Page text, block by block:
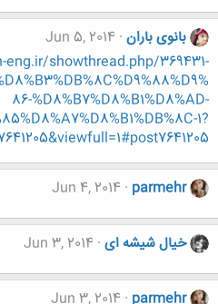
بانوی باران Jun 5, 2014
showthread.php/369431-
86-%D8%B7%D8%B1%D8%AD-
1?
parmehr
Jun 4, 2014
خیال شیشه ای Jun 3, 2014
parmehr
Jun 3, 2014